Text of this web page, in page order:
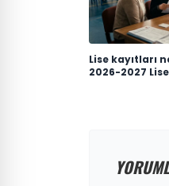
Lise kayıtları
2026-2027